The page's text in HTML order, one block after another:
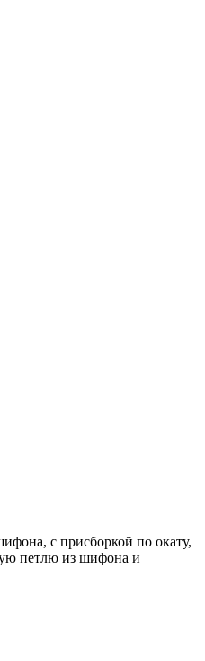
с присборкой по окату,
петлю из шифона и